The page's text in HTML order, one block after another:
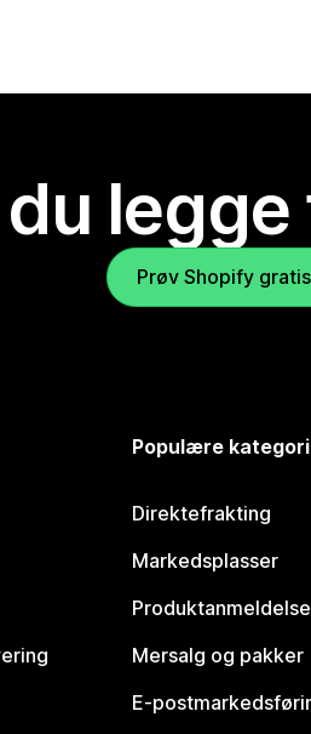
legge
Prøv Shopify
Populære
Direktefrakting
Markedsplasser
Mersalg og pakker
E-